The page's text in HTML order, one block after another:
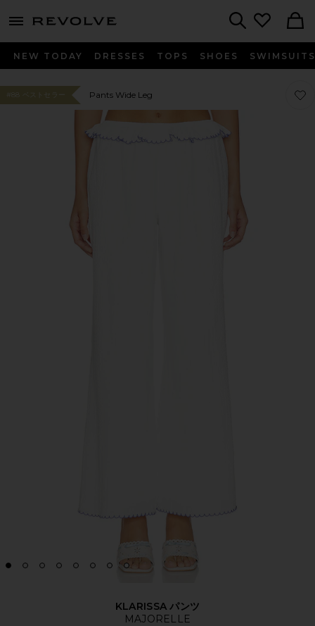
menu - shows more content
NEW TODAY DRESSES TOPS SHOES SWIMSUITS
#88 ベストセラー Pants Wide Leg お気
お気
KLARISSA パンツ
MAJORELLE